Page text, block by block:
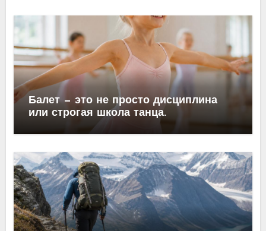
Балет — это не просто дисциплина
или строгая школа танца.